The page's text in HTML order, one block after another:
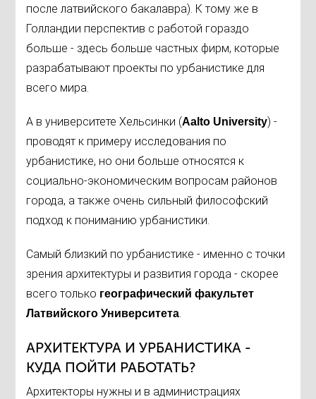
после латвийского бакалавра). К тому же в
Голландии перспектив с работой гораздо
больше - здесь больше частных фирм, которые
разрабатывают проекты по урбанистике для
всего мира.
А в университете Хельсинки (Aalto University) -
проводят к примеру исследования по
урбанистике, но они больше относятся к
социально-экономическим вопросам районов
города, а также очень сильный философский
подход к пониманию урбанистики.
Самый близкий по урбанистике - именно с точки
зрения архитектуры и развития города - скорее
всего только географический факультет
Латвийского Университета
АРХИТЕКТУРА И УРБАНИСТИКА -
КУДА ПОЙТИ РАБОТАТЬ?
Архитекторы нужны и в администрациях